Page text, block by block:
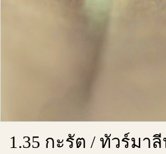
1.35 กะรัต / ทัวร์มาลี